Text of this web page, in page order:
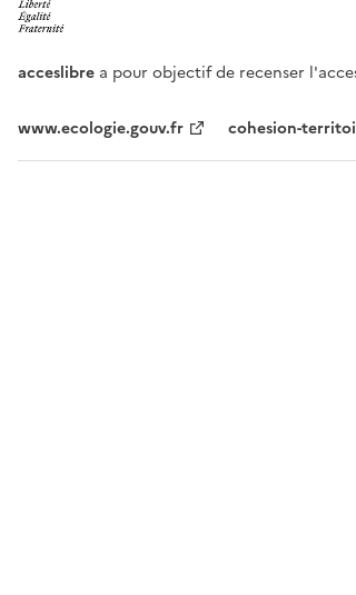
acceslibre a pour objectif de recenser
www.ecologie.gouv.fr cohesion-